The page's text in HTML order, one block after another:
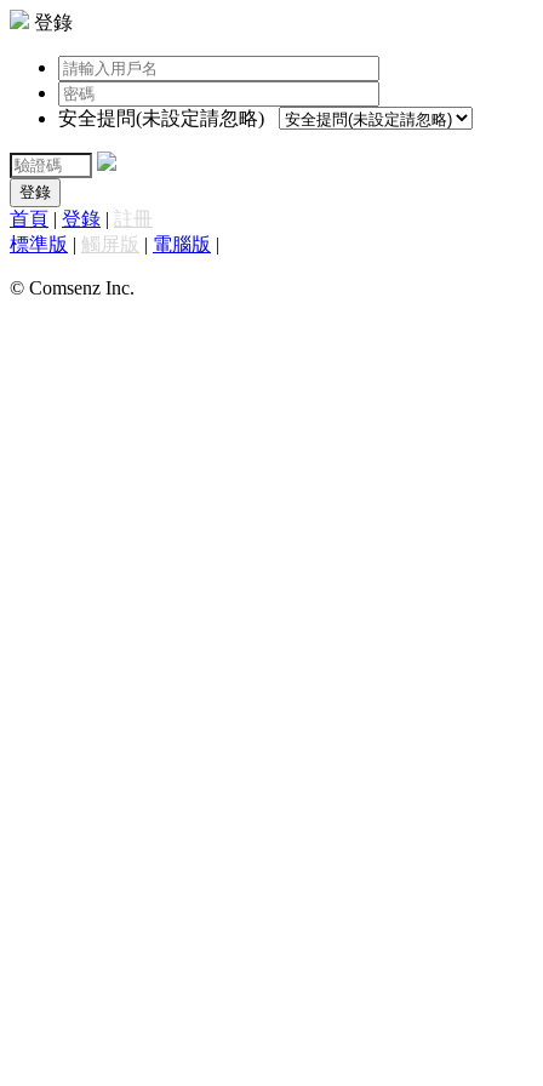
登錄
安全提問(未設定請忽略)
登錄
首頁 | 登錄 | 註冊
標準版 | 觸屏版 | 電腦版 |
© Comsenz Inc.